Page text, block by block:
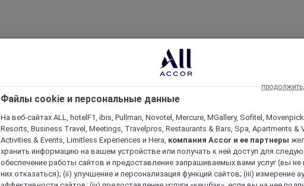
Файлы cookie и персональные данные
На веб-сайтах ALL, hotelF1, ibis, Pullman, Novotel, Mercure, MGallery, Sofitel,
Resorts, Business Travel, Meetings, Travelpros, Restaurants & Bars, Spa, Apartments &
Activities & Events, Limitless Experiences и Hera, компания Accor и ее партнеры
хранить информацию на вашем устройстве или получать к ней доступ для
обеспечение работы сайтов и предоставление запрашиваемых вами услуг (вы
них отказаться); (ii) улучшение и персонализация функций сайтов; (iii) измерение